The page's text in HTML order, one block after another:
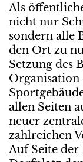
Als
nicht nur
sondern alle
den Ort zu
Setzung des
Organisation
allen Seiten
neuer
zahlreichen
Auf Seite der